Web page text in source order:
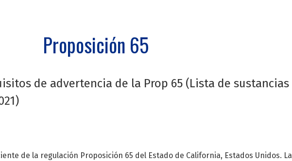
Proposición 65
de advertencia de la Prop 65 (Lista de sustancias
de la regulación Proposición 65 del Estado de California, Estados Unidos. La